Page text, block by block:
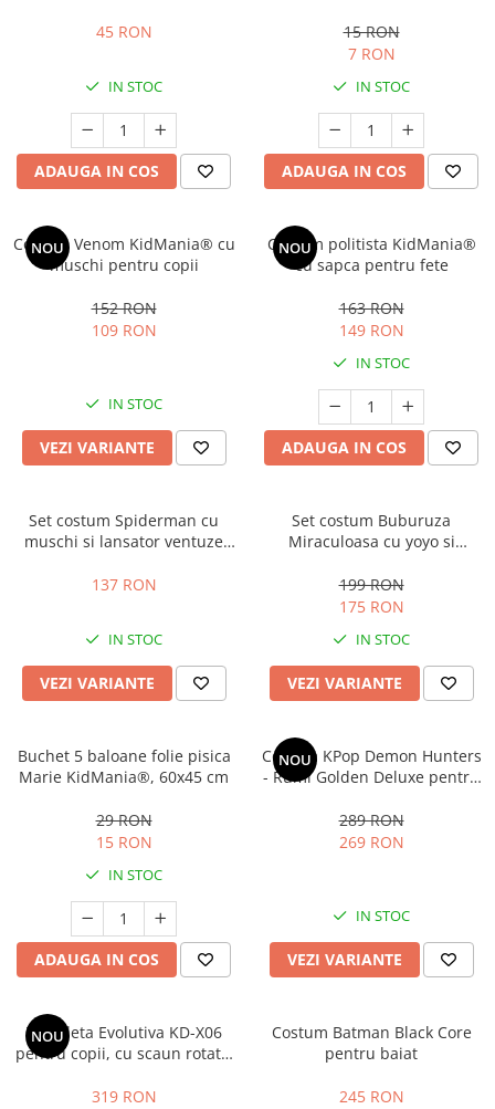
45 RON
IN STOC
ADAUGA IN COS
15 RON
7 RON
IN STOC
ADAUGA IN COS
NOU
Costum Venom KidMania® cu
muschi pentru copii
152 RON
109 RON
IN STOC
VEZI VARIANTE
NOU
Costum politista KidMania®
cu sapca pentru fete
163 RON
149 RON
IN STOC
ADAUGA IN COS
Set costum Spiderman cu
muschi si lansator ventuze
137 RON
IN STOC
VEZI VARIANTE
Set costum Buburuza
Miraculoasa cu yoyo si
KidMania®
199 RON
175 RON
IN STOC
VEZI VARIANTE
Buchet 5 baloane folie pisica
Marie KidMania®, 60x45 cm
29 RON
15 RON
IN STOC
ADAUGA IN COS
NOU
Costum KPop Demon Hunters
- Rumi Golden Deluxe pentru
289 RON
269 RON
IN STOC
VEZI VARIANTE
NOU
Tricicleta Evolutiva KD-X06
pentru copii, cu scaun rotativ
din cauciuc, 9 luni – 6 ani, bej
319 RON
Costum Batman Black Core
pentru baiat
245 RON